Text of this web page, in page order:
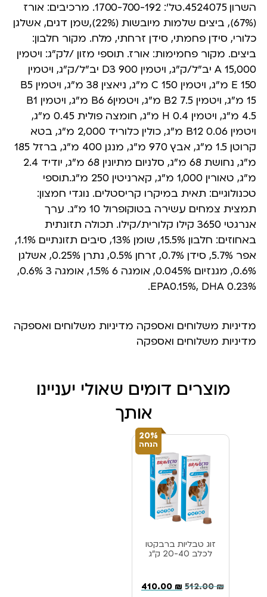
השרון 4524075.טל’: 1700-700-192. מרכיבים: אורז
(67%), ביצים שלמות מיובשות (22%),שמן דגים, אשלגן
כלורי, סידן פחמתי, סידן זרחתי, מלח. מקור חלבון:
ביצים. מקור פחמימות: אורז. תוספי מזון /לק”ג: ויטמין
A 15,000 יב”ל/ק”ג, ויטמין D3 900 יב”ל/ק”ג, ויטמין
150 E מ”ג, ויטמין C 150 מ”ג, ניאצין 38 מ”ג, ויטמין B5
15 מ”ג, ויטמין B2 7.5 מ”ג, ויטמיןB6 6 מ”ג, ויטמין B1
4.5 מ”ג, ויטמין H 0.4 מ”ג, חומצה פולית 0.45 מ”ג,
ויטמין B12 0.06 מ”ג, כולין כלוריד 2,000 מ”ג, בטא
קרוטן 1.5 מ”ג, אבץ 970 מ”ג, מנגן 400 מ”ג, ברזל 185
מ”ג, נחושת 68 מ”ג, סלניום מתיונין 68 מ”ג, יודיד 2.4
מ”ג, טאורין 1,000 מ”ג, קארניטין 250 מ”ג.תוספי
טכנולוגיים: תאית במיקרו קריסטלים. נוגדי חמצון:
תמצית צמחים עשירה בטוקופרול 10 מ”ג. ערך
אנרגטי 3650 קילו קלורית/קילו. תכולה תזונתית
באחוזים: חלבון 15.5%, שומן 13%, סיבים תזונתיים 1.1%,
אפר 5.7%, סידן 0.7%, זרחן 0.5%, נתרן 0.25%, אשלגן
0.6%, מגנזיום 0.045%, אומגה 6 1.5%, אומגה 3 0.6%,
EPA0.15%, DHA 0.23%.
מדיניות משלוחים ואספקה מדיניות משלוחים ואספקה
מדיניות משלוחים ואספקה
מוצרים דומים שאולי יעניינו
אותך
20%
הנחה
זוג טבליות ברבקטו
לכלב 20-40 ק”ג
512.00₪
410.00 ₪